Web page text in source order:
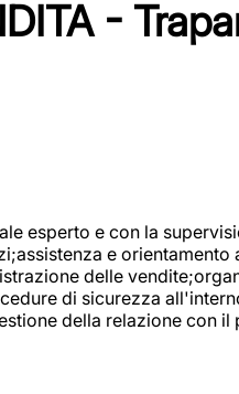
-
esperto e con la
e
delle
di sicurezza
della relazione con il